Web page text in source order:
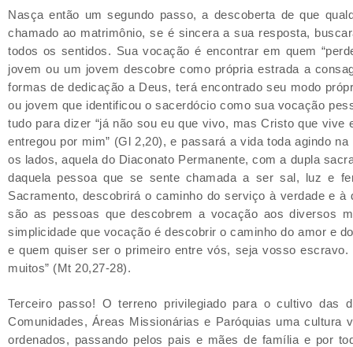
Nasça então um segundo passo, a descoberta de que
chamado ao matrimônio, se é sincera a sua resposta,
todos os sentidos. Sua vocação é encontrar em quem
jovem ou um jovem descobre como própria estrada a
formas de dedicação a Deus, terá encontrado seu modo
ou jovem que identificou o sacerdócio como sua vocação
tudo para dizer “já não sou eu que vivo, mas Cristo que
entregou por mim” (Gl 2,20), e passará a vida toda agindo
os lados, aquela do Diaconato Permanente, com a dupla
daquela pessoa que se sente chamada a ser sal, luz e
Sacramento, descobrirá o caminho do serviço à verdade e
são as pessoas que descobrem a vocação aos diversos
simplicidade que vocação é descobrir o caminho do amor e
e quem quiser ser o primeiro entre vós, seja vosso
muitos” (Mt 20,27-28).
Terceiro passo! O terreno privilegiado para o cultivo das
Comunidades, Áreas Missionárias e Paróquias uma
ordenados, passando pelos pais e mães de família e por